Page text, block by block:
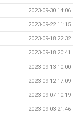
2023-09-30 14:06
2023-09-22 11:15
2023-09-18 22:32
2023-09-18 20:41
2023-09-13 10:00
2023-09-12 17:09
2023-09-07 10:19
2023-09-03 21:46